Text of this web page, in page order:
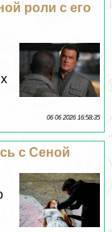
роли с его
06 06 2026 16:58:35
с Сеной